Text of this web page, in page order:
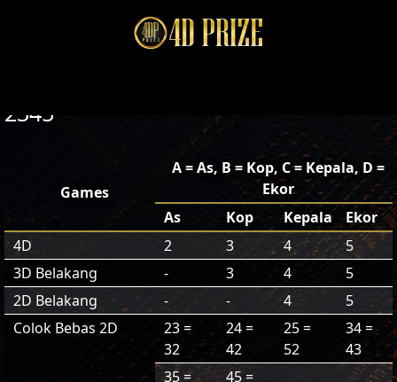
2345
Games
A = As, B = Kop, C = Kepala, D =
Ekor
As
Kop Kepala
Ekor
4D
2 3 4
5
3D Belakang
- 3 4
5
2D Belakang
- - 4
5
Colok Bebas 2D
23 =
32
24 =
42
25 =
52
34 =
43
35 =
45 =